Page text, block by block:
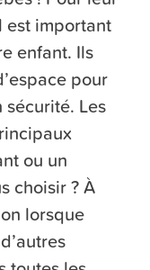
est important
enfant. Ils
pour
Les
ou un
choisir ? À
lorsque